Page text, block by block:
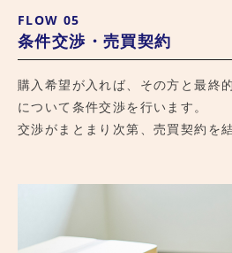
FLOW 05
条件交渉・売買契約
購入希望が入れば、その方と最終
について条件交渉を行います。
交渉がまとまり次第、売買契約を